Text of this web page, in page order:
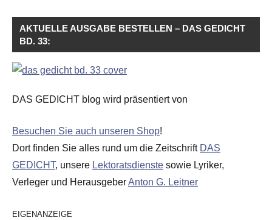
AKTUELLE AUSGABE BESTELLEN – DAS GEDICHT
BD. 33:
DAS GEDICHT blog wird präsentiert von
Besuchen Sie auch unseren Shop!
Dort finden Sie alles rund um die Zeitschrift DAS
GEDICHT, unsere Lektoratsdienste sowie Lyriker,
Verleger und HerausgeberAnton G. Leitner
EIGENANZEIGE